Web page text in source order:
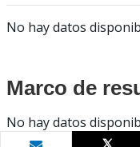
No hay datos
Marco de
No hay datos